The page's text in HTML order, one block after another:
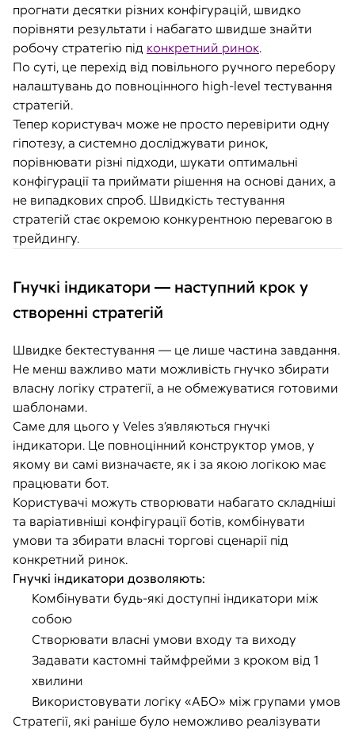
прогнати десятки різних конфігурацій, швидко
порівняти результати і набагато швидше знайти
робочу стратегію під конкретний ринок.
По суті, це перехід від повільного ручного перебору
налаштувань до повноцінного high-level тестування
стратегій.
Тепер користувач може не просто перевірити одну
гіпотезу, а системно досліджувати ринок,
порівнювати різні підходи, шукати оптимальні
конфігурації та приймати рішення на основі даних, а
не випадкових спроб. Швидкість тестування
стратегій стає окремою конкурентною перевагою в
трейдингу.
Гнучкі індикатори — наступний крок у
створенні стратегій
Швидке бектестування — це лише частина завдання.
Не менш важливо мати можливість гнучко збирати
власну логіку стратегії, а не обмежуватися готовими
шаблонами.
Саме для цього у Veles з’являються гнучкі
індикатори. Це повноцінний конструктор умов, у
якому ви самі визначаєте, як і за якою логікою має
працювати бот.
Користувачі можуть створювати набагато складніші
та варіативніші конфігурації ботів, комбінувати
умови та збирати власні торгові сценарії під
конкретний ринок.
Гнучкі індикатори дозволяють:
Комбінувати будь-які доступні індикатори між
собою
Створювати власні умови входу та виходу
Задавати кастомні таймфрейми з кроком від 1
хвилини
Використовувати логіку «АБО» між групами умов
Стратегії, які раніше було неможливо реалізувати